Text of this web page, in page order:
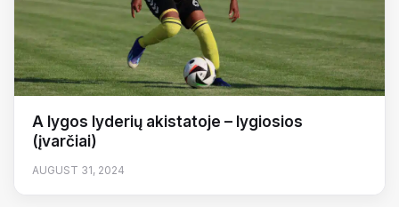
A lygos lyderių akistatoje – lygiosios
(įvarčiai)
AUGUST 31, 2024